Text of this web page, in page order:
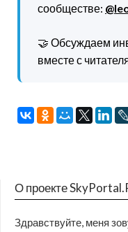
сообществе:
🤝 Обсуждаем
вместе с
О проекте
Здравствуйте, меня